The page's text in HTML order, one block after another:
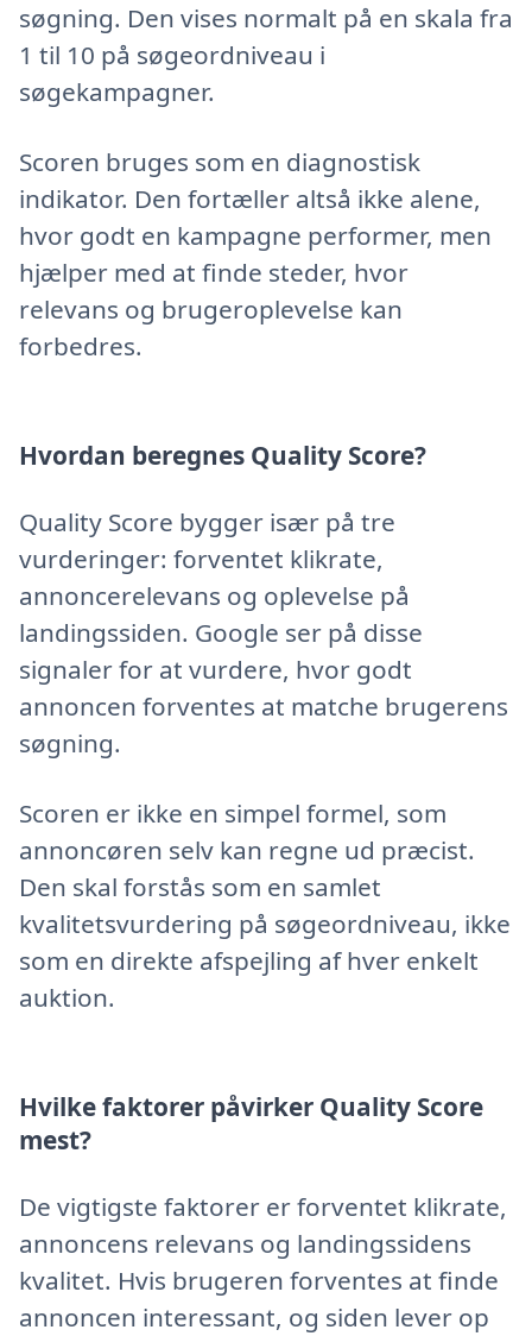
søgning. Den vises normalt på en skala fra
1 til 10 på søgeordniveau i
søgekampagner.
Scoren bruges som en diagnostisk
indikator. Den fortæller altså ikke alene,
hvor godt en kampagne performer, men
hjælper med at finde steder, hvor
relevans og brugeroplevelse kan
forbedres.
Hvordan beregnes Quality Score?
Quality Score bygger især på tre
vurderinger: forventet klikrate,
annoncerelevans og oplevelse på
landingssiden. Google ser på disse
signaler for at vurdere, hvor godt
annoncen forventes at matche brugerens
søgning.
Scoren er ikke en simpel formel, som
annoncøren selv kan regne ud præcist.
Den skal forstås som en samlet
kvalitetsvurdering på søgeordniveau, ikke
som en direkte afspejling af hver enkelt
auktion.
Hvilke faktorer påvirker Quality Score
mest?
De vigtigste faktorer er forventet klikrate,
annoncens relevans og landingssidens
kvalitet. Hvis brugeren forventes at finde
annoncen interessant, og siden lever op